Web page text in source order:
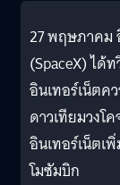
27 พฤษภาคม
(SpaceX) ได้
อินเทอร์เน็ตค
ดาวเทียมวงโ
อินเทอร์เน็ตเ
โมซัมบิก